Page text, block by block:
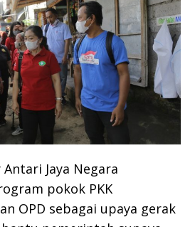
Jaya Negara
pokok PKK
OPD sebagai upaya gerak